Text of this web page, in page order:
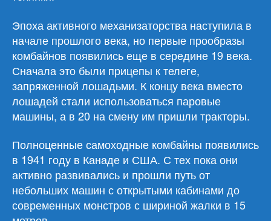
Эпоха активного механизаторства наступила в
начале прошлого века, но первые прообразы
комбайнов появились еще в середине 19 века.
Сначала это были прицепы к телеге,
запряженной лошадьми. К концу века вместо
лошадей стали использоваться паровые
машины, а в 20 на смену им пришли тракторы.
Полноценные самоходные комбайны появились
в 1941 году в Канаде и США. С тех пока они
активно развивались и прошли путь от
небольших машин с открытыми кабинами до
современных монстров с шириной жалки в 15